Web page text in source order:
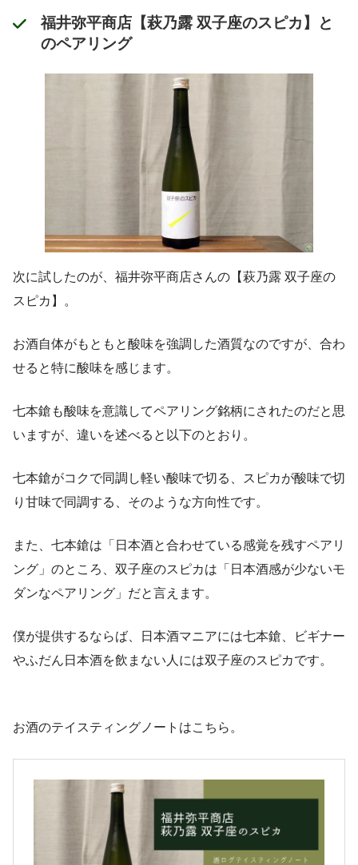
福井弥平商店【萩乃露 双子座のスピカ】と
のペアリング
次に試したのが、福井弥平商店さんの【萩乃露 双子座の
スピカ】。
お酒自体がもともと酸味を強調した酒質なのですが、合わ
せると特に酸味を感じます。
七本鎗も酸味を意識してペアリング銘柄にされたのだと思
いますが、違いを述べると以下のとおり。
七本鎗がコクで同調し軽い酸味で切る、スピカが酸味で切
り甘味で同調する、そのような方向性です。
また、七本鎗は「日本酒と合わせている感覚を残すペアリ
ング」のところ、双子座のスピカは「日本酒感が少ないモ
ダンなペアリング」だと言えます。
僕が提供するならば、日本酒マニアには七本鎗、ビギナー
やふだん日本酒を飲まない人には双子座のスピカです。
お酒のテイスティングノートはこちら。